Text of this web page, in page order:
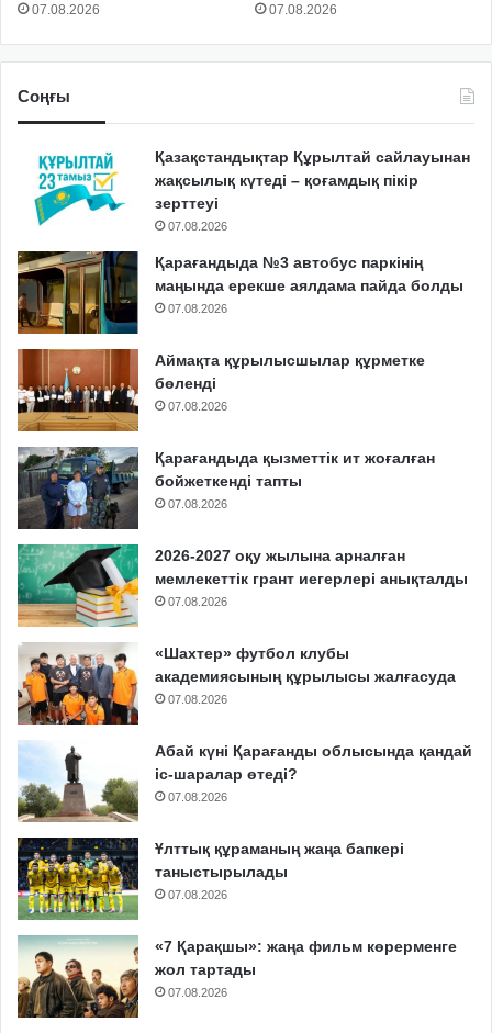
07.08.2026 07.08.2026
Соңғы
Қазақстандықтар Құрылтай сайлауынан
жақсылық күтеді – қоғамдық пікір
зерттеуі
07.08.2026
Қарағандыда №3 автобус паркінің
маңында ерекше аялдама пайда болды
07.08.2026
Аймақта құрылысшылар құрметке
бөленді
07.08.2026
Қарағандыда қызметтік ит жоғалған
бойжеткенді тапты
07.08.2026
2026-2027 оқу жылына арналған
мемлекеттік грант иегерлері анықталды
07.08.2026
«Шахтер» футбол клубы
академиясының құрылысы жалғасуда
07.08.2026
Абай күні Қарағанды облысында қандай
іс-шаралар өтеді?
07.08.2026
Ұлттық құраманың жаңа бапкері
таныстырылады
07.08.2026
«7 Қарақшы»: жаңа фильм көрерменге
жол тартады
07.08.2026